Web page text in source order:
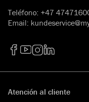
Teléfono: +47
Email:
Atención al cliente